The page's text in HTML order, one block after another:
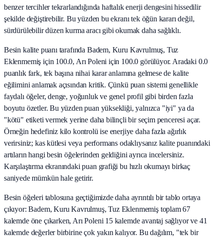
benzer tercihler tekrarlandığında haftalık enerji dengesini hissedilir
şekilde değiştirebilir. Bu yüzden bu ekranı tek öğün kararı değil,
sürdürülebilir düzen kurma aracı gibi okumak daha sağlıklı.
Besin kalite puanı tarafında Badem, Kuru Kavrulmuş, Tuz
Eklenmemiş için 100.0, Arı Poleni için 100.0 görülüyor. Aradaki 0.0
puanlık fark, tek başına nihai karar anlamına gelmese de kalite
eğilimini anlamak açısından kritik. Çünkü puan sistemi genellikle
faydalı öğeler, denge, yoğunluk ve genel profil gibi birden fazla
boyutu özetler. Bu yüzden puan yüksekliği, yalnızca "iyi" ya da
"kötü" etiketi vermek yerine daha bilinçli bir seçim penceresi açar.
Örneğin hedefiniz kilo kontrolü ise enerjiye daha fazla ağırlık
verirsiniz; kas kütlesi veya performans odaklıysanız kalite puanındaki
artıların hangi besin öğelerinden geldiğini ayrıca incelersiniz.
Karşılaştırma ekranındaki puan grafiği bu hızlı okumayı birkaç
saniyede mümkün hale getirir.
Besin öğeleri tablosuna geçtiğimizde daha ayrıntılı bir tablo ortaya
çıkıyor: Badem, Kuru Kavrulmuş, Tuz Eklenmemiş toplam 67
kalemde öne çıkarken, Arı Poleni 15 kalemde avantaj sağlıyor ve 41
kalemde değerler birbirine çok yakın kalıyor. Bu dağılım, "tek bir